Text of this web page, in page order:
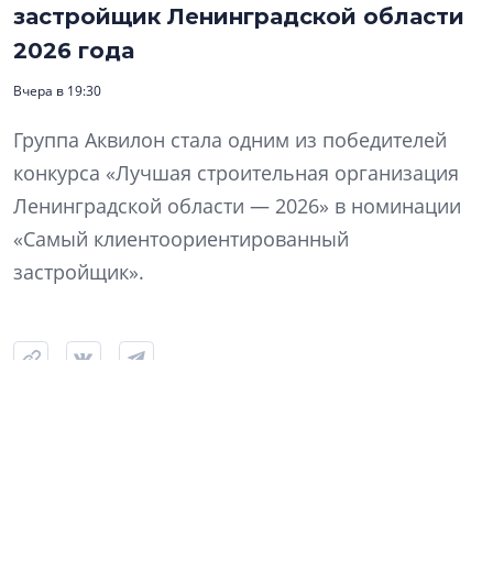
застройщик Ленинградской области
2026 года
Вчера в 19:30
Группа Аквилон стала одним из победителей
конкурса «Лучшая строительная организация
Ленинградской области — 2026» в номинации
«Самый клиентоориентированный
застройщик».